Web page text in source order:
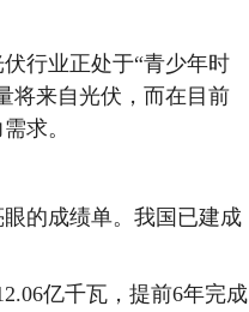
行业正处于“青少年时
将来自光伏，而在目前
求。
的成绩单。我国已建成
亿千瓦，提前6年完成